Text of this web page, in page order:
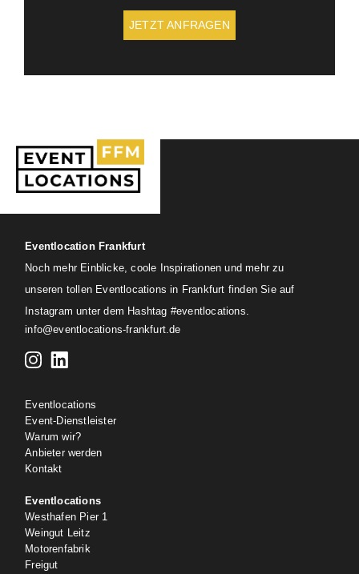
JETZT ANFRAGEN
Eventlocation Frankfurt
Noch mehr Einblicke, coole Inspirationen und mehr zu
unseren tollen Eventlocations in Frankfurt finden Sie auf
Instagram unter dem Hashtag #eventlocations.
info@eventlocations-frankfurt.de
Eventlocations
Event-Dienstleister
Warum wir?
Anbieter werden
Kontakt
Eventlocations
Westhafen Pier 1
Weingut Leitz
Motorenfabrik
Freigut